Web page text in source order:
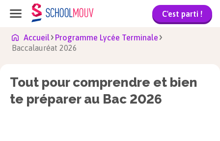
C'est parti !
Accueil
Programme Lycée Terminale
Baccalauréat 2026
Tout pour comprendre et bien
te préparer au Bac 2026